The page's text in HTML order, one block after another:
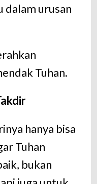
urusan
Tuhan.
hanya bisa
Tuhan
bukan